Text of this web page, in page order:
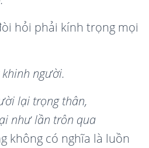
hỏi phải kính trọng mọi
người.
lại trọng thân,
i như lần trôn qua
không có nghĩa là luồn